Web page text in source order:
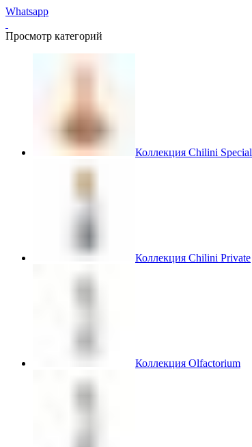
Whatsapp
Просмотр категорий
Коллекция Chilini Special
Коллекция Chilini Private
Коллекция Olfactorium